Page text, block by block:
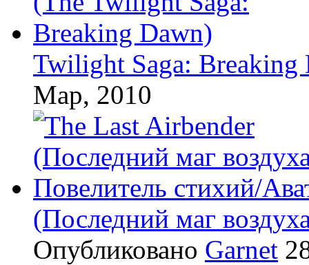
Twilight Saga: Breaking
Мар, 2010
(Последний маг
Опубликовано Garnet